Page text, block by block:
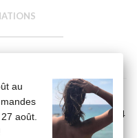
mm) et perle d'agate 3/4
au
août.